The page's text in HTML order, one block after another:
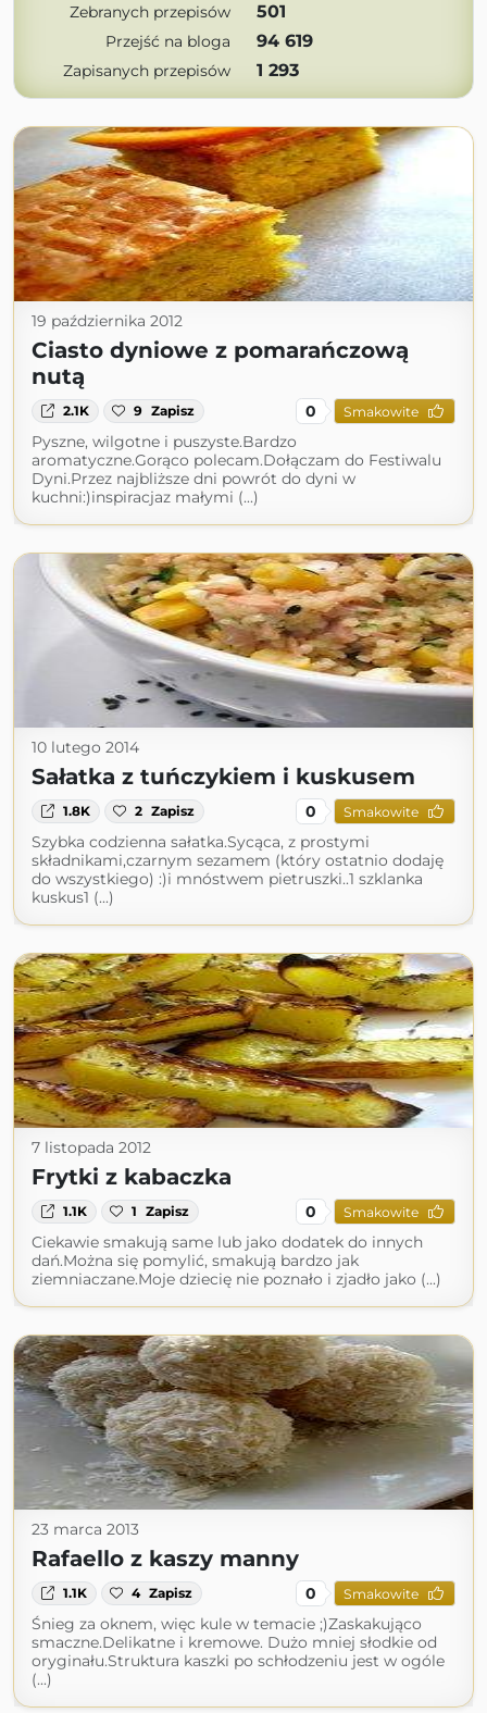
Zebranych przepisów 501
Przejść na bloga 94 619
Zapisanych przepisów 1 293
19 października 2012
Ciasto dyniowe z pomarańczową
nutą
2.1K 9 Zapisz 0 Smakowite
Pyszne, wilgotne i puszyste.Bardzo
aromatyczne.Gorąco polecam.Dołączam do Festiwalu
Dyni.Przez najbliższe dni powrót do dyni w
kuchni:)inspiracjaz małymi (...)
10 lutego 2014
Sałatka z tuńczykiem i kuskusem
1.8K 2 Zapisz 0 Smakowite
Szybka codzienna sałatka.Sycąca, z prostymi
składnikami,czarnym sezamem (który ostatnio dodaję
do wszystkiego) :)i mnóstwem pietruszki..1 szklanka
kuskus1 (...)
7 listopada 2012
Frytki z kabaczka
1.1K 1 Zapisz 0 Smakowite
Ciekawie smakują same lub jako dodatek do innych
dań.Można się pomylić, smakują bardzo jak
ziemniaczane.Moje dziecię nie poznało i zjadło jako (...)
23 marca 2013
Rafaello z kaszy manny
1.1K 4 Zapisz 0 Smakowite
Śnieg za oknem, więc kule w temacie ;)Zaskakująco
smaczne.Delikatne i kremowe. Dużo mniej słodkie od
oryginału.Struktura kaszki po schłodzeniu jest w ogóle
(...)